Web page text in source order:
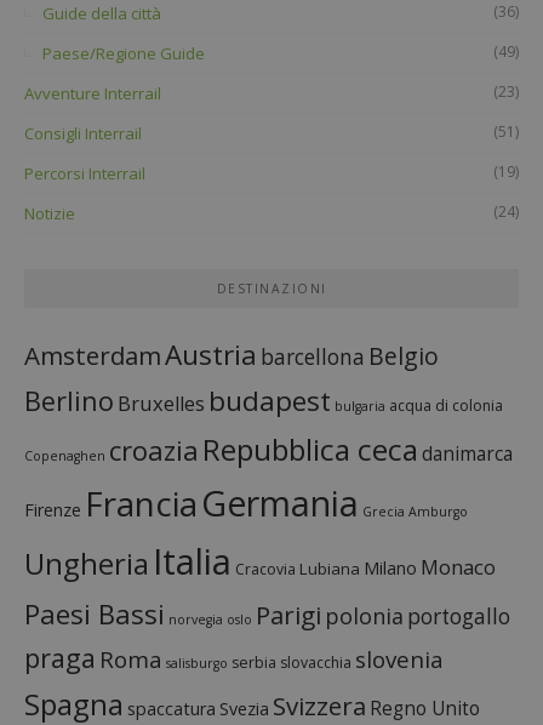
Guide della città (36)
Paese/Regione Guide (49)
Avventure Interrail (23)
Consigli Interrail (51)
Percorsi Interrail (19)
Notizie (24)
DESTINAZIONI
AmsterdamAustria barcellona Belgio
Berlino Bruxelles budapest bulgaria acqua di colonia
Copenaghen croazia Repubblica ceca danimarca
Firenze FranciaGermania Grecia Amburgo
Ungheria Italia Cracovia Lubiana Milano Monaco
Paesi Bassi norvegia oslo Parigi polonia portogallo
praga Roma salisburgo serbia slovacchia slovenia
Spagna spaccatura Svezia Svizzera Regno Unito